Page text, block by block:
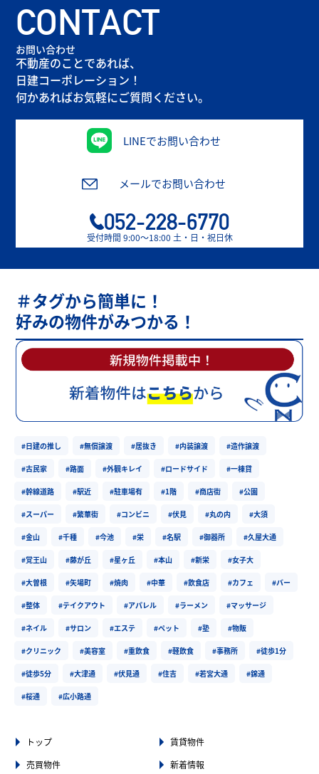
CONTACT
お問い合わせ
不動産のことであれば、
日建コーポレーション！
何かあればお気軽にご質問ください。
LINEでお問い合わせ
メールでお問い合わせ
052-228-6770
受付時間 9:00〜18:00 土・日・祝日休
＃タグから簡単に！
好みの物件がみつかる！
#日建の推し #無償譲渡 #居抜き #内装譲渡 #造作譲渡
#古民家 #路面 #外観キレイ #ロードサイド #一棟貸
#幹線道路 #駅近 #駐車場有 #1階 #商店街 #公園
#スーパー #繁華街 #コンビニ #伏見 #丸の内 #大須
#金山 #千種 #今池 #栄 #名駅 #御器所 #久屋大通
#覚王山 #藤が丘 #星ヶ丘 #本山 #新栄 #女子大
#大曽根 #矢場町 #焼肉 #中華 #飲食店 #カフェ #バー
#整体 #テイクアウト #アパレル #ラーメン #マッサージ
#ネイル #サロン #エステ #ペット #塾 #物販
#クリニック #美容室 #重飲食 #軽飲食 #事務所 #徒歩1分
#徒歩5分 #大津通 #伏見通 #住吉 #若宮大通 #錦通
#桜通 #広小路通
トップ
賃貸物件
売買物件
新着情報